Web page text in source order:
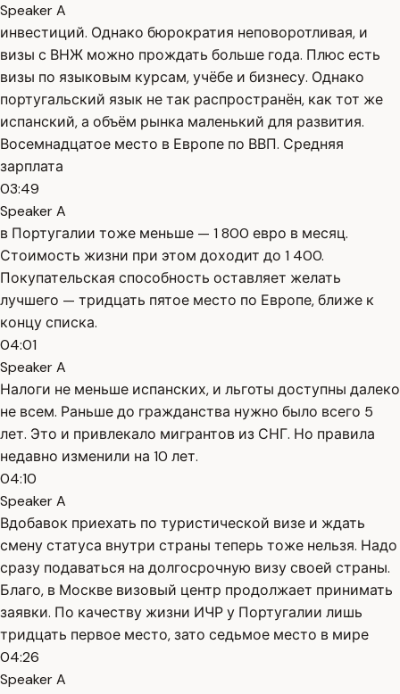
Speaker A
инвестиций. Однако бюрократия неповоротливая, и
визы с ВНЖ можно прождать больше года. Плюс есть
визы по языковым курсам, учёбе и бизнесу. Однако
португальский язык не так распространён, как тот же
испанский, а объём рынка маленький для развития.
Восемнадцатое место в Европе по ВВП. Средняя
зарплата
03:49
Speaker A
в Португалии тоже меньше — 1 800 евро в месяц.
Стоимость жизни при этом доходит до 1 400.
Покупательская способность оставляет желать
лучшего — тридцать пятое место по Европе, ближе к
концу списка.
04:01
Speaker A
Налоги не меньше испанских, и льготы доступны далеко
не всем. Раньше до гражданства нужно было всего 5
лет. Это и привлекало мигрантов из СНГ. Но правила
недавно изменили на 10 лет.
04:10
Speaker A
Вдобавок приехать по туристической визе и ждать
смену статуса внутри страны теперь тоже нельзя. Надо
сразу подаваться на долгосрочную визу своей страны.
Благо, в Москве визовый центр продолжает принимать
заявки. По качеству жизни ИЧР у Португалии лишь
тридцать первое место, зато седьмое место в мире
04:26
Speaker A